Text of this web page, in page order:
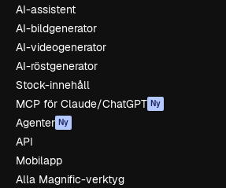
AI-assistent
AI-bildgenerator
AI-videogenerator
AI-röstgenerator
Stock-innehåll
MCP för Claude/ChatGPT Ny
Agenter Ny
API
Mobilapp
Alla Magnific-verktyg